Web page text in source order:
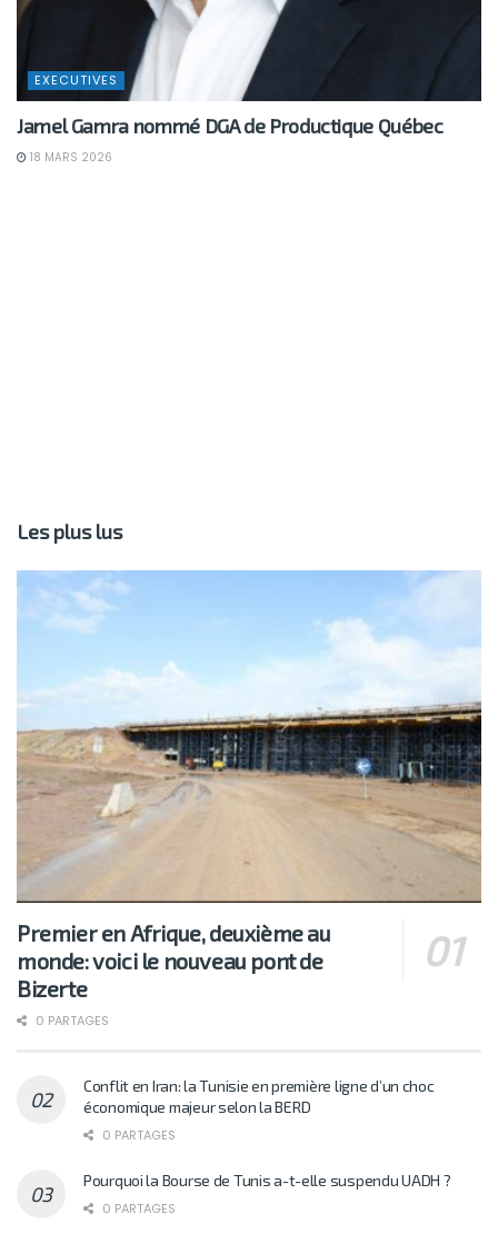
EXECUTIVES
Jamel Gamra nommé DGA de Productique Québec
18 MARS 2026
Les plus lus
Premier en Afrique, deuxième au
monde: voici le nouveau pont de
Bizerte
0 PARTAGES
Conflit en Iran: la Tunisie en première ligne d’un choc
économique majeur selon la BERD
0 PARTAGES
Pourquoi la Bourse de Tunis a-t-elle suspendu UADH ?
0 PARTAGES